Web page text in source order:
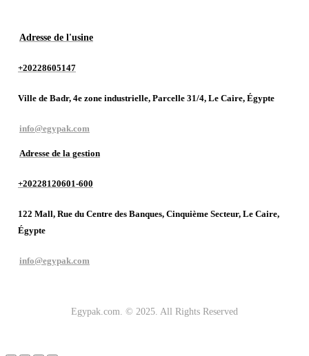
Adresse de l'usine
+20228605147
Ville de Badr, 4e zone industrielle, Parcelle 31/4, Le Caire, Égypte
info@egypak.com
Adresse de la gestion
+20228120601-600
122 Mall, Rue du Centre des Banques, Cinquième Secteur, Le Caire,
Égypte
info@egypak.com
Egypak.com. © 2025. All Rights Reserved